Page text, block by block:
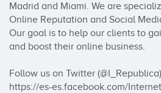
Madrid and Miami. We are
Online Reputation and Social
Our goal is to help our clients to
and boost their online business.
Follow us on Twitter
https://es-es.facebook.com/